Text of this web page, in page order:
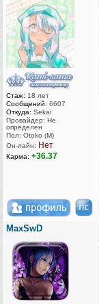
Стаж: 18 лет
Сообщений: 6607
Откуда: Sekai
Провайдер: Не
определен
Пол: Otoko (M)
Он-лайн: Нет
Карма: +36.37
MaxSwD